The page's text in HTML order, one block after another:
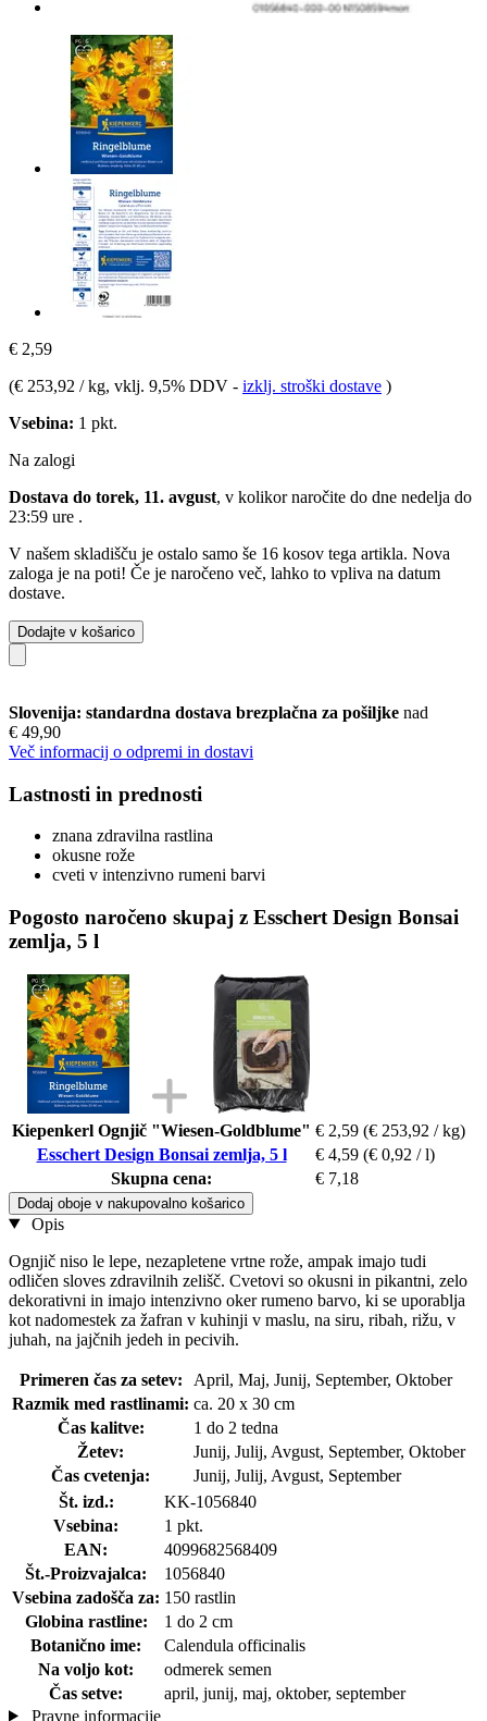
€ 2,59
(€ 253,92 / kg, vklj. 9,5% DDV - izklj. stroški dostave )
Vsebina: 1 pkt.
Na zalogi
Dostava do torek, 11. avgust, v kolikor naročite do dne nedelja do
23:59 ure .
V našem skladišču je ostalo samo še 16 kosov tega artikla. Nova
zaloga je na poti! Če je naročeno več, lahko to vpliva na datum
dostave.
Dodajte v košarico
Slovenija: standardna dostava brezplačna za pošiljke nad
€ 49,90
Več informacij o odpremi in dostavi
Lastnosti in prednosti
znana zdravilna rastlina
okusne rože
cveti v intenzivno rumeni barvi
Pogosto naročeno skupaj z Esschert Design Bonsai
zemlja, 5 l
Kiepenkerl Ognjič "Wiesen-Goldblume" € 2,59 (€ 253,92 / kg)
Esschert Design Bonsai zemlja, 5 l
€ 4,59 (€ 0,92 / l)
Skupna cena:
€ 7,18
Dodaj oboje v nakupovalno košarico
Opis
Ognjič niso le lepe, nezapletene vrtne rože, ampak imajo tudi
odličen sloves zdravilnih zelišč. Cvetovi so okusni in pikantni, zelo
dekorativni in imajo intenzivno oker rumeno barvo, ki se uporablja
kot nadomestek za žafran v kuhinji v maslu, na siru, ribah, rižu, v
juhah, na jajčnih jedeh in pecivih.
Primeren čas za setev:
April, Maj, Junij, September, Oktober
Razmik med rastlinami: ca. 20 x 30 cm
Čas kalitve:
1 do 2 tedna
Žetev:
Junij, Julij, Avgust, September, Oktober
Čas cvetenja:
Junij, Julij, Avgust, September
Št. izd.:
KK-1056840
Vsebina:
1 pkt.
EAN:
4099682568409
Št.-Proizvajalca:
1056840
Vsebina zadošča za: 150 rastlin
Globina rastline:
1 do 2 cm
Botanično ime:
Calendula officinalis
Na voljo kot:
odmerek semen
Čas setve:
april, junij, maj, oktober, september
Pravne informacije